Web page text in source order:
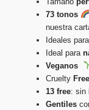
73 tonos
nuestra
Ideales
Ideal para
Veganos
Cruelty Free
13 free: sin
Gentiles